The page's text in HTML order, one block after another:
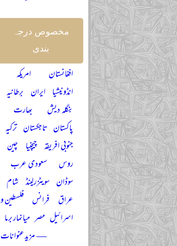
مخصوص درجہ
بندی
افغانستان
امریکہ
انڈونیشیا ایران برطانیہ
بنگلہ دیش
بھارت
پاکستان تاجکستان ترکیہ
جنوبی افریقہ چیچنیا چین
روس
سعودی عرب
سوڈان سویٹزرلینڈ شام
عراق فرانس فلسطین و
اسرائیل مصر میانمار برما
— مزید عنوانات